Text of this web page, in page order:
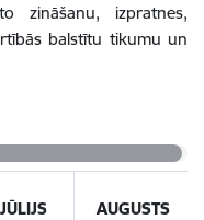
zināšanu, izpratnes,
balstītu tikumu un
JŪLIJS AUGUSTS